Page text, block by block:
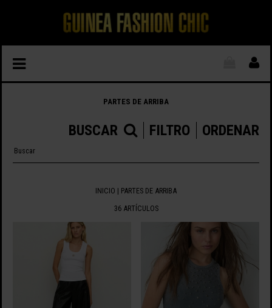
PARTES DE ARRIBA
ORDENAR
FILTRO
BUSCAR
INICIO | PARTES DE ARRIBA
36 ARTÍCULOS